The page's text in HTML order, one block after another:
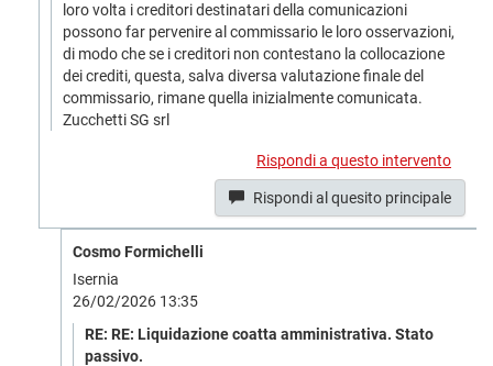
loro volta i creditori destinatari della comunicazioni
possono far pervenire al commissario le loro osservazioni,
di modo che se i creditori non contestano la collocazione
dei crediti, questa, salva diversa valutazione finale del
commissario, rimane quella inizialmente comunicata.
Zucchetti SG srl
Rispondi a questo intervento
Rispondi al quesito principale
Cosmo Formichelli
Isernia
26/02/2026 13:35
RE: RE: Liquidazione coatta amministrativa. Stato
passivo.